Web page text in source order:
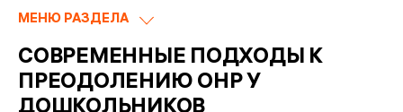
МЕНЮ РАЗДЕЛА
СОВРЕМЕННЫЕ ПОДХОДЫ К
ПРЕОДОЛЕНИЮ ОНР У